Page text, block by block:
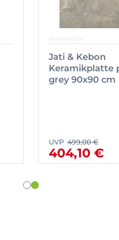
JATI & KEBON
Jati & Kebon
Keramikplatte
grey 90x90 cm
UVP 499,00 €
404,10 €